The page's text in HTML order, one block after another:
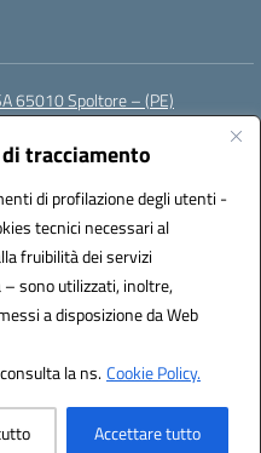
tracciamento
di profilazione degli utenti -
tecnici necessari al
fruibilità dei servizi
sono utilizzati, inoltre,
a disposizione da Web
la ns.Cookie Policy.
Accettare tutto
65010 Spoltore – (PE)
(IPA): istsc_peee052003
3D Solution S.r.l.
Designers Italia